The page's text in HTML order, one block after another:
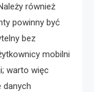
również
powinny być
bez
mobilni
warto więc
danych